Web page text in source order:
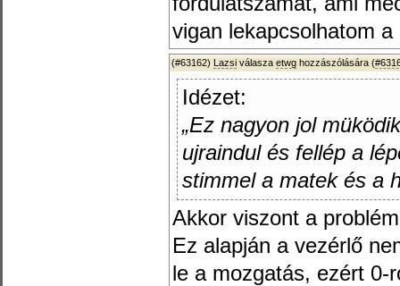
vigan lekapcsolhatom
(#63162) Lazsi válasza etwg hozzászólására (
Idézet:
„Ez nagyon jol
ujraindul és fellép a
stimmel a matek és a
Akkor viszont a
Ez alapján a vezérlő
le a mozgatás, ezért 0-